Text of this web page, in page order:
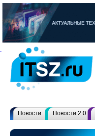
Новости Новости 2.0